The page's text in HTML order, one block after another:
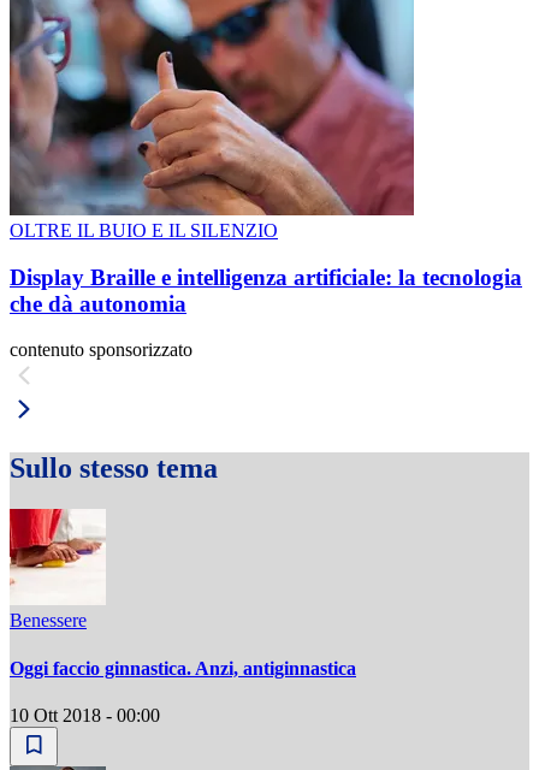
OLTRE IL BUIO E IL SILENZIO
Display Braille e intelligenza artificiale: la tecnologia
che dà autonomia
contenuto sponsorizzato
Sullo stesso tema
Benessere
Oggi faccio ginnastica. Anzi, antiginnastica
10 Ott 2018 - 00:00